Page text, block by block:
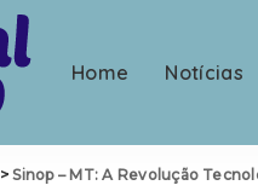
Home Notícias
>Sinop – MT: A Revolução